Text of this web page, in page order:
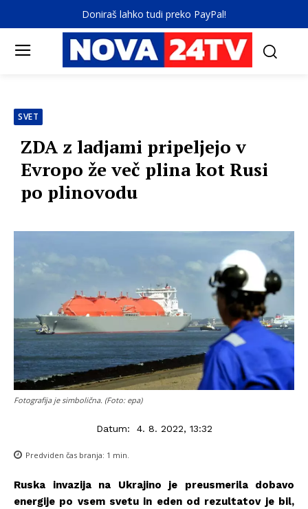
Doniraš lahko tudi preko PayPal!
SVET
ZDA z ladjami pripeljejo v
Evropo že več plina kot Rusi
po plinovodu
Fotografija je simbolična. (Foto: epa)
Datum: 4. 8. 2022, 13:32
Predviden čas branja: 1 min.
Ruska invazija na Ukrajino je preusmerila dobavo
energije po vsem svetu in eden od rezultatov je bil,